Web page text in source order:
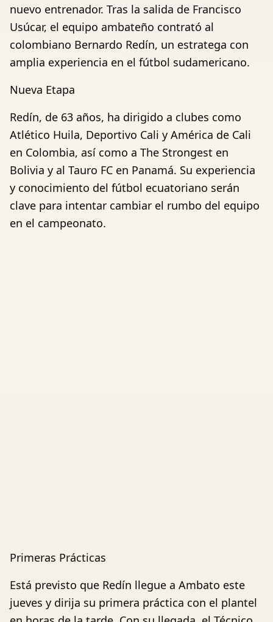
nuevo entrenador. Tras la salida de Francisco
Usúcar, el equipo ambateño contrató al
colombiano Bernardo Redín, un estratega con
amplia experiencia en el fútbol sudamericano.
Nueva Etapa
Redín, de 63 años, ha dirigido a clubes como
Atlético Huila, Deportivo Cali y América de Cali
en Colombia, así como a The Strongest en
Bolivia y al Tauro FC en Panamá. Su experiencia
y conocimiento del fútbol ecuatoriano serán
clave para intentar cambiar el rumbo del equipo
en el campeonato.
Primeras Prácticas
Está previsto que Redín llegue a Ambato este
jueves y dirija su primera práctica con el plantel